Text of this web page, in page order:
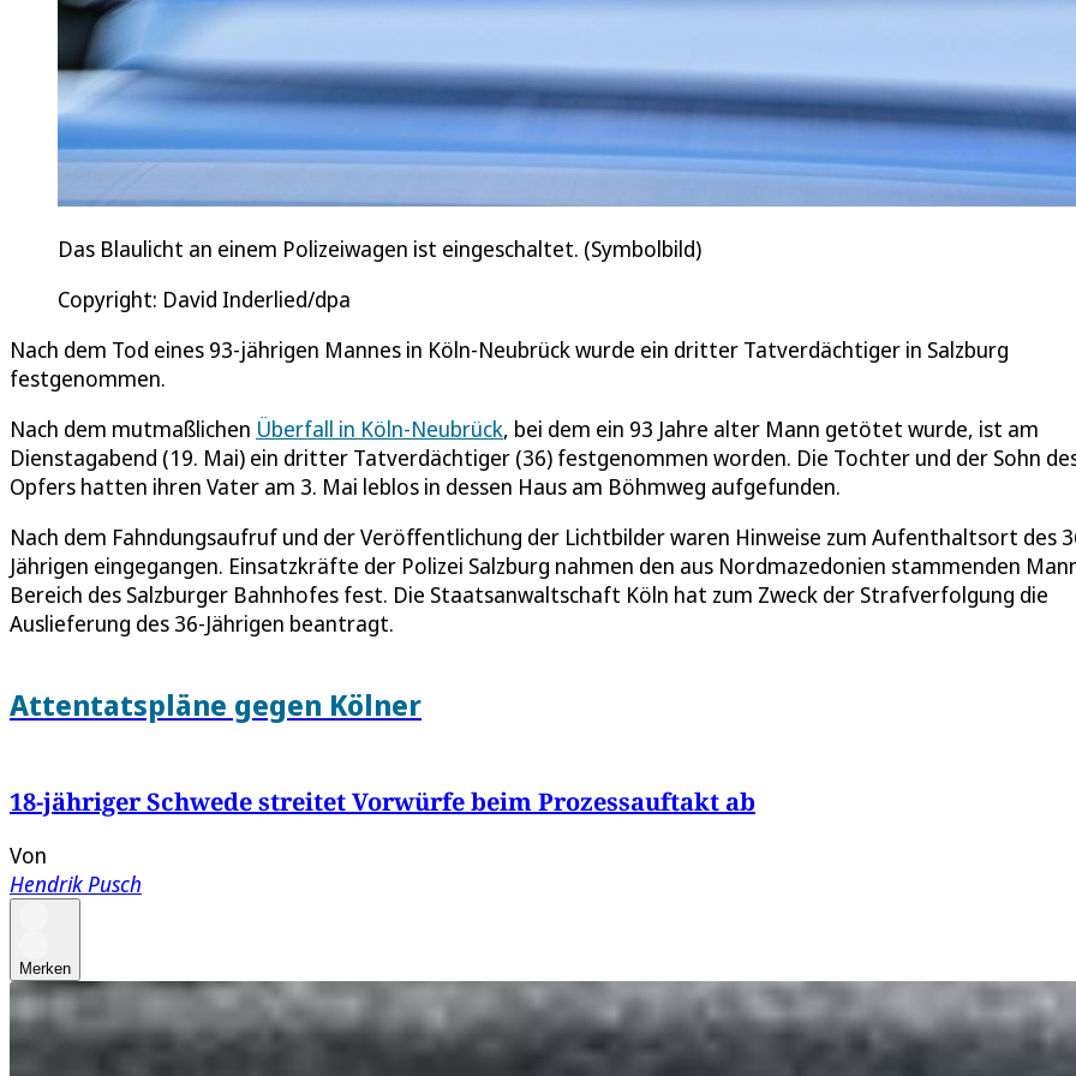
Das Blaulicht an einem Polizeiwagen ist eingeschaltet. (Symbolbild)
Copyright: David Inderlied/dpa
Nach dem Tod eines 93-jährigen Mannes in Köln-Neubrück wurde ein dritter Tatverdächtiger in Salzburg
festgenommen.
Nach dem mutmaßlichen Überfall in Köln-Neubrück, bei dem ein 93 Jahre alter Mann getötet wurde, ist am
Dienstagabend (19. Mai) ein dritter Tatverdächtiger (36) festgenommen worden. Die Tochter und der Sohn
Opfers hatten ihren Vater am 3. Mai leblos in dessen Haus am Böhmweg aufgefunden.
Nach dem Fahndungsaufruf und der Veröffentlichung der Lichtbilder waren Hinweise zum Aufenthaltsort des
Jährigen eingegangen. Einsatzkräfte der Polizei Salzburg nahmen den aus Nordmazedonien stammenden
Bereich des Salzburger Bahnhofes fest. Die Staatsanwaltschaft Köln hat zum Zweck der Strafverfolgung die
Auslieferung des 36-Jährigen beantragt.
Attentatspläne gegen Kölner
18-jähriger Schwede streitet Vorwürfe beim Prozessauftakt ab
Von
Hendrik Pusch
Merken